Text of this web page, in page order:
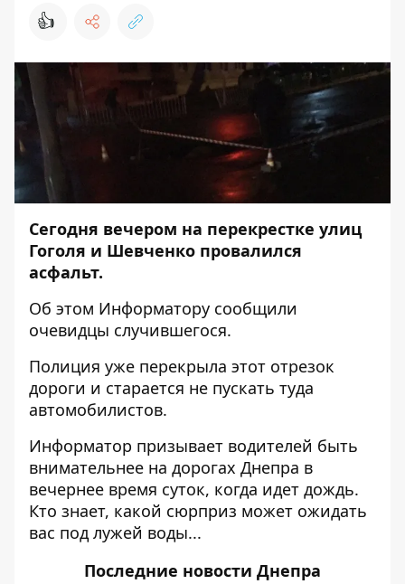
👍
Сегодня вечером на перекрестке улиц
Гоголя и Шевченко провалился
асфальт.
Об этом Информатору сообщили
очевидцы случившегося.
Полиция уже перекрыла этот отрезок
дороги и старается не пускать туда
автомобилистов.
Информатор призывает водителей быть
внимательнее на дорогах Днепра в
вечернее время суток, когда идет дождь.
Кто знает, какой сюрприз может ожидать
вас под лужей воды...
Последние новости Днепра